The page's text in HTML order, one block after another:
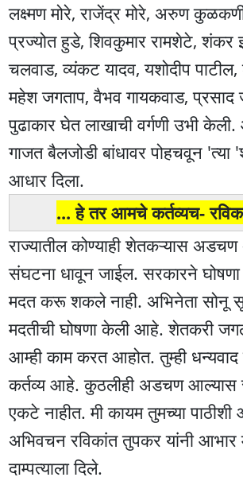
लक्ष्मण मोरे, राजेंद्र मोरे, अरुण
प्रज्योत हुडे, शिवकुमार रामशेटे, शंकर
चलवाड, व्यंकट यादव, यशोदीप पाटील,
महेश जगताप, वैभव गायकवाड, प्रसाद
पुढाकार घेत लाखाची वर्गणी उभी
गाजत बैलजोडी बांधावर पोहचवून 'त्या
आधार दिला.
... हे तर आमचे कर्तव्यच-
राज्यातील कोण्याही शेतकऱ्यास
संघटना धावून जाईल. सरकारने
मदत करू शकले नाही. अभिनेता सोनू
मदतीची घोषणा केली आहे. शेतकरी
आम्ही काम करत आहोत. तुम्ही
कर्तव्य आहे. कुठलीही अडचण आल्यास
एकटे नाहीत. मी कायम तुमच्या
अभिवचन रविकांत तुपकर यांनी आभार
दाम्पत्याला दिले.